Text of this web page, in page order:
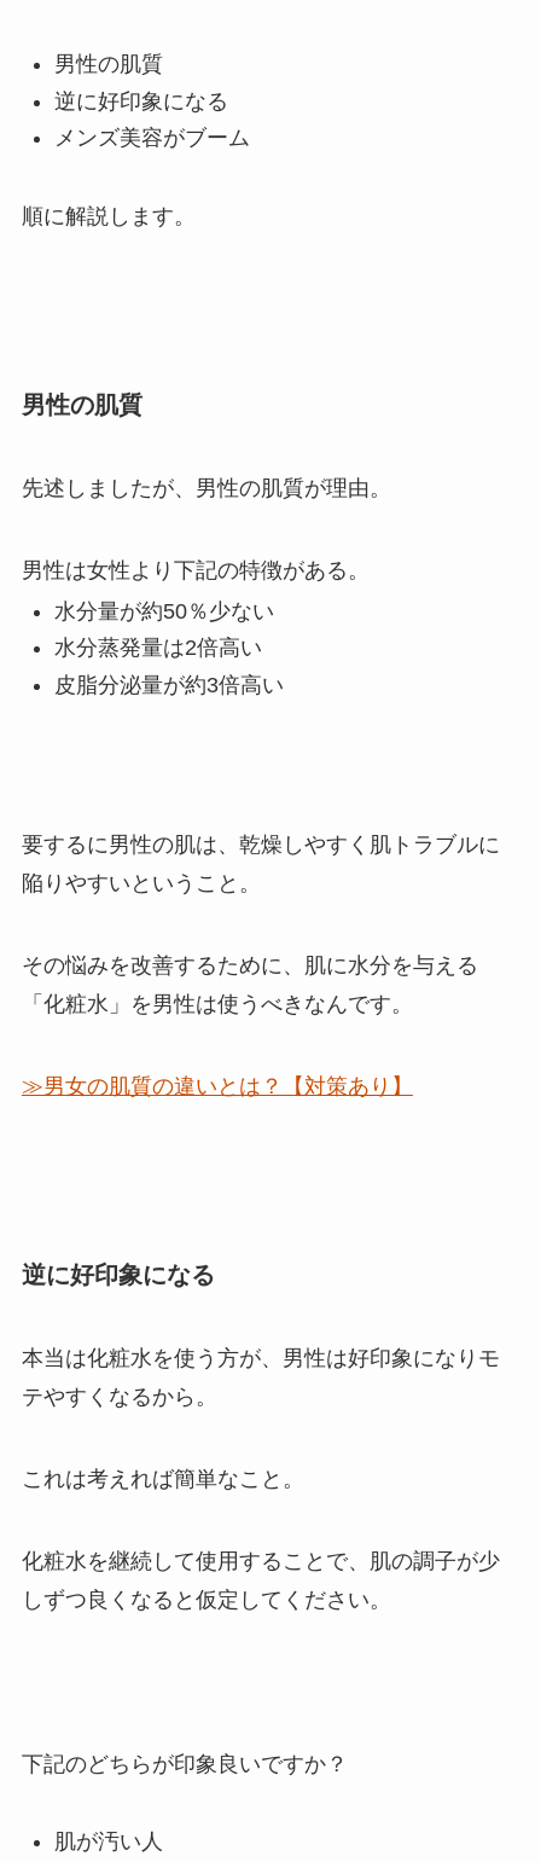
男性の肌質
逆に好印象になる
メンズ美容がブーム
順に解説します。
男性の肌質
先述しましたが、男性の肌質が理由。
男性は女性より下記の特徴がある。
水分量が約50％少ない
水分蒸発量は2倍高い
皮脂分泌量が約3倍高い
要するに男性の肌は、乾燥しやすく肌トラブルに
陥りやすいということ。
その悩みを改善するために、 肌に水分を与える
「化粧水」を男性は使うべきなんです。
≫男女の肌質の違いとは？【対策あり】
逆に好印象になる
本当は化粧水を使う方が、 男性は好印象になりモ
テやすくなるから。
これは考えれば簡単なこと。
化粧水を継続して使用することで、肌の調子が少
しずつ良くなると仮定してください。
下記のどちらが印象良いですか？
肌が汚い人